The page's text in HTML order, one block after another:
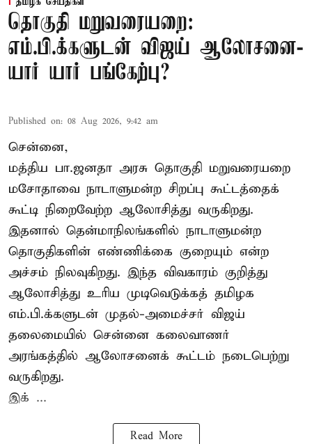
தொகுதி மறுவரையறை:
எம்.பி.க்களுடன் விஜய் ஆலோசனை-
யார் யார் பங்கேற்பு?
Published on: 08 Aug 2026, 9:42 am
சென்னை,
மத்திய பா.ஜனதா அரசு தொகுதி மறுவரையறை
மசோதாவை நாடாளுமன்ற சிறப்பு கூட்டத்தைக்
கூட்டி நிறைவேற்ற ஆலோசித்து வருகிறது.
இதனால் தென்மாநிலங்களில் நாடாளுமன்ற
தொகுதிகளின் எண்ணிக்கை குறையும் என்ற
அச்சம் நிலவுகிறது. இந்த விவகாரம் குறித்து
ஆலோசித்து உரிய முடிவெடுக்கத் தமிழக
எம்.பி.க்களுடன் முதல்-அமைச்சர் விஜய்
தலைமையில் சென்னை கலைவாணர்
அரங்கத்தில் ஆலோசனைக் கூட்டம் நடைபெற்று
வருகிறது.
இக் ...
Read More